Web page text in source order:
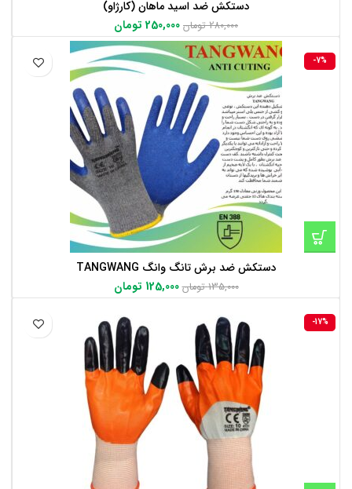
دستکش ضد اسید ماهان (کارژاو)
280,000 تومان 250,000 تومان
-7%
دستکش ضد برش تانگ وانگ TANGWANG
135,000 تومان 125,000 تومان
-17%